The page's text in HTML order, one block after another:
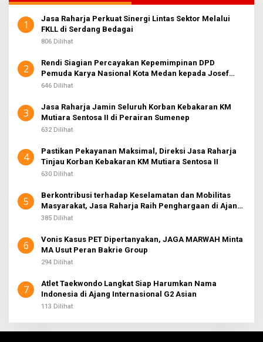
1
Jasa Raharja Perkuat Sinergi Lintas Sektor Melalui
FKLL di Serdang Bedagai
806 Dilihat
2
Rendi Siagian Percayakan Kepemimpinan DPD
Pemuda Karya Nasional Kota Medan kepada Josef
Sembiring
646 Dilihat
3
Jasa Raharja Jamin Seluruh Korban Kebakaran KM
Mutiara Sentosa II di Perairan Sumenep
632 Dilihat
4
Pastikan Pekayanan Maksimal, Direksi Jasa Raharja
Tinjau Korban Kebakaran KM Mutiara Sentosa II
630 Dilihat
5
Berkontribusi terhadap Keselamatan dan Mobilitas
Masyarakat, Jasa Raharja Raih Penghargaan di Ajang
Transportasi Indonesia Awards 2026
385 Dilihat
6
Vonis Kasus PET Dipertanyakan, JAGA MARWAH Minta
MA Usut Peran Bakrie Group
294 Dilihat
7
Atlet Taekwondo Langkat Siap Harumkan Nama
Indonesia di Ajang Internasional G2 Asian
113 Dilihat